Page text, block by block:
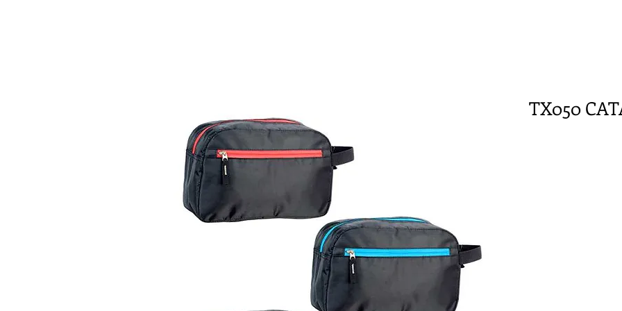
TX050